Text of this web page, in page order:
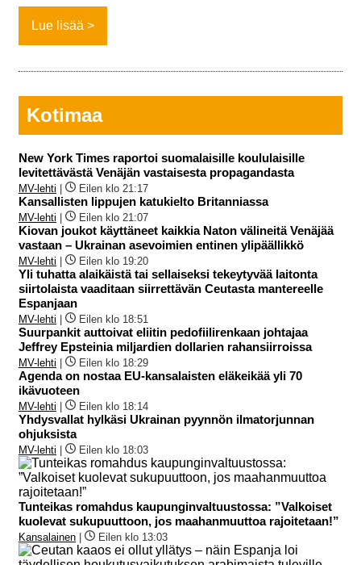
Lue lisää
Kotimaa
New York Times raportoi suomalaisille koululaisille
levitettävästä Venäjän vastaisesta propagandasta
MV-lehti Eilen klo 21:17
Kansallisten lippujen katukielto Britanniassa
MV-lehti Eilen klo 21:07
Kiovan joukot käyttäneet kaikkia Naton välineitä Venäjää
vastaan – Ukrainan asevoimien entinen ylipäällikkö
MV-lehti Eilen klo 19:20
Yli tuhatta alaikäistä tai sellaiseksi tekeytyvää laitonta
siirtolaista vaaditaan siirrettävän Ceutasta mantereelle
Espanjaan
MV-lehti Eilen klo 18:51
Suurpankit auttoivat eliitin pedofiilirenkaan johtajaa
Jeffrey Epsteinia miljardien dollarien rahansiirroissa
MV-lehti Eilen klo 18:29
Agenda on nostaa EU-kansalaisten eläkeikää yli 70
ikävuoteen
MV-lehti Eilen klo 18:14
Yhdysvallat hylkäsi Ukrainan pyynnön ilmatorjunnan
ohjuksista
MV-lehti Eilen klo 18:03
Tunteikas romahdus kaupunginvaltuustossa: ”Valkoiset
kuolevat sukupuuttoon, jos maahanmuuttoa rajoitetaan!”
Kansalainen Eilen klo 13:03